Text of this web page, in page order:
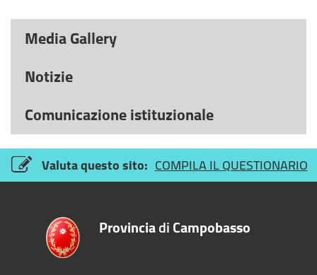
Media Gallery
Notizie
Comunicazione istituzionale
Valuta questo sito: COMPILA IL QUESTIONARIO
ProvinciadiCampobasso